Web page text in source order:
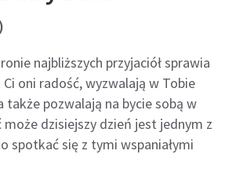
najbliższych przyjaciół sprawia
Ci oni radość, wyzwalają w Tobie
także pozwalają na bycie sobą w
może dzisiejszy dzień jest jednym z
spotkać się z tymi wspaniałymi